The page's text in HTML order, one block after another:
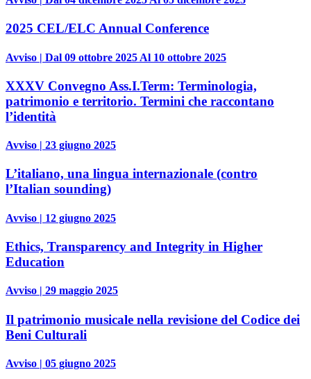
2025 CEL/ELC Annual Conference
Avviso | Dal 09 ottobre 2025 Al 10 ottobre 2025
XXXV Convegno Ass.I.Term: Terminologia,
patrimonio e territorio. Termini che raccontano
l’identità
Avviso | 23 giugno 2025
L’italiano, una lingua internazionale (contro
l’Italian sounding)
Avviso | 12 giugno 2025
Ethics, Transparency and Integrity in Higher
Education
Avviso | 29 maggio 2025
Il patrimonio musicale nella revisione del Codice dei
Beni Culturali
Avviso | 05 giugno 2025